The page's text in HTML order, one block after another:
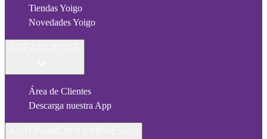
Tiendas Yoigo
Novedades Yoigo
Área de Clientes
Descarga nuestra App